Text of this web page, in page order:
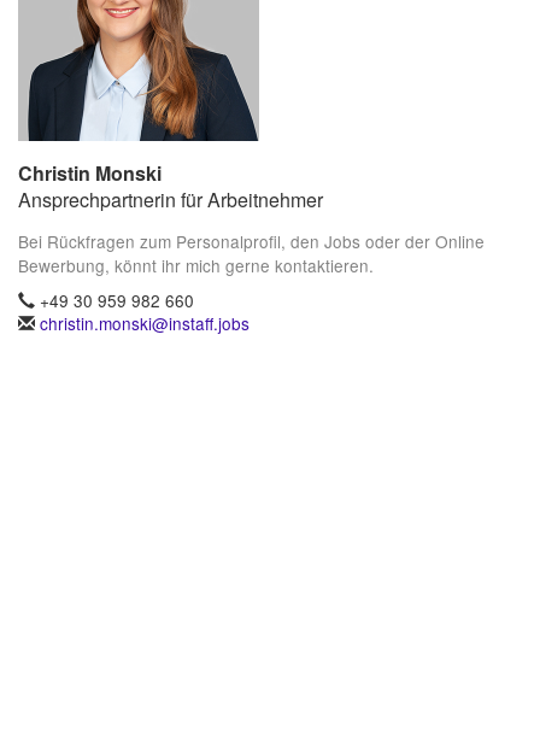
Christin Monski
Ansprechpartnerin für Arbeitnehmer
Bei Rückfragen zum Personalprofil, den Jobs oder der Online
Bewerbung, könnt ihr mich gerne kontaktieren.
+49 30 959 982 660
christin.monski@instaff.jobs